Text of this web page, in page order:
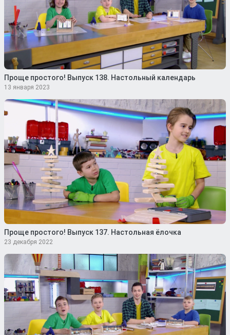
Проще простого! Выпуск 138. Настольный календарь
13 января 2023
Проще простого! Выпуск 137. Настольная ёлочка
23 декабря 2022